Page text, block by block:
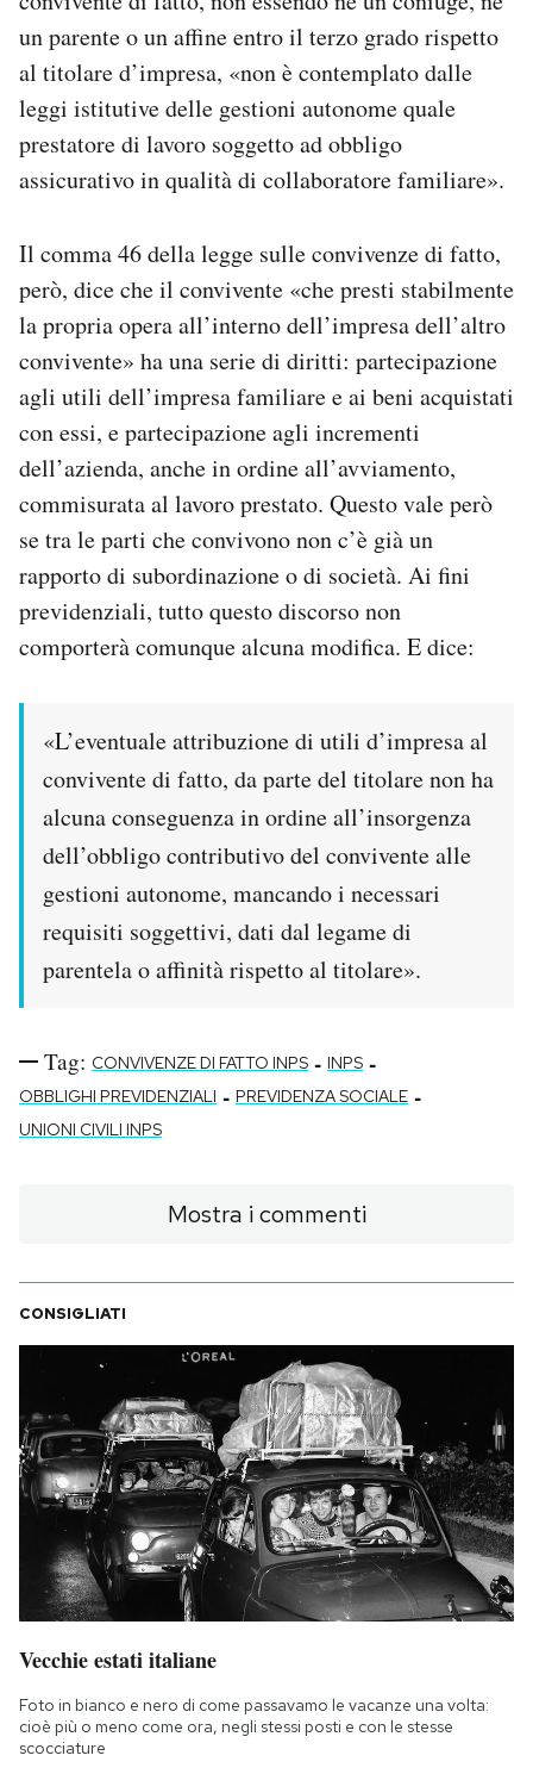
un parente o un affine entro il terzo grado rispetto
al titolare d’impresa, «non è contemplato dalle
leggi istitutive delle gestioni autonome quale
prestatore di lavoro soggetto ad obbligo
assicurativo in qualità di collaboratore familiare».
Il comma 46 della legge sulle convivenze di fatto,
però, dice che il convivente «che presti stabilmente
la propria opera all’interno dell’impresa dell’altro
convivente» ha una serie di diritti: partecipazione
agli utili dell’impresa familiare e ai beni acquistati
con essi, e partecipazione agli incrementi
dell’azienda, anche in ordine all’avviamento,
commisurata al lavoro prestato. Questo vale però
se tra le parti che convivono non c’è già un
rapporto di subordinazione o di società. Ai fini
previdenziali, tutto questo discorso non
comporterà comunque alcuna modifica. E dice:
«L’eventuale attribuzione di utili d’impresa al
convivente di fatto, da parte del titolare non ha
alcuna conseguenza in ordine all’insorgenza
dell’obbligo contributivo del convivente alle
gestioni autonome, mancando i necessari
requisiti soggettivi, dati dal legame di
parentela o affinità rispetto al titolare».
Tag: CONVIVENZE DI FATTO INPS - INPS -
OBBLIGHI PREVIDENZIALI - PREVIDENZA SOCIALE -
UNIONI CIVILI INPS
Mostra i commenti
CONSIGLIATI
Vecchie estati italiane
Foto in bianco e nero di come passavamo le vacanze una volta:
cioè più o meno come ora, negli stessi posti e con le stesse
scocciature